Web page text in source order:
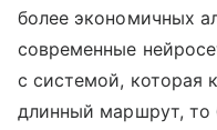
более экономичных
современные
с системой, которая
длинный маршрут, то